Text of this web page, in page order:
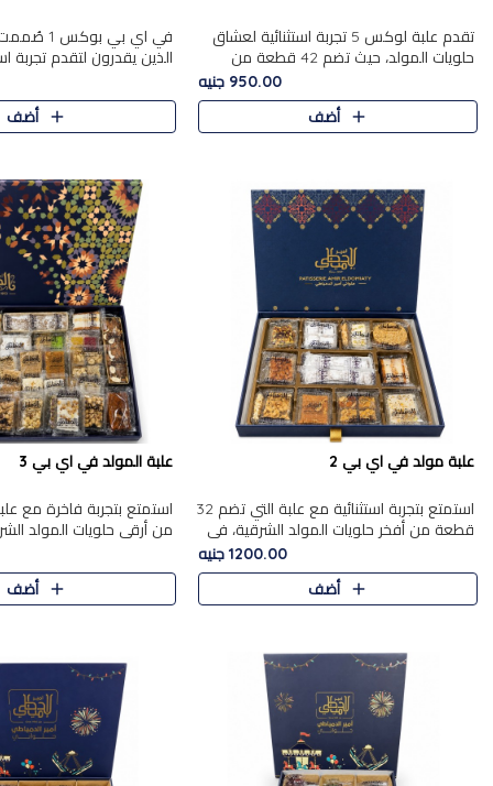
تقدم علبة لوكس 5 تجربة استثنائية لعشاق
حلويات المولد، حيث تضم 42 قطعة من
تشكيلة فاخرة تجمع بين أشهر الأصناف
التقليدية وأصناف مميزة مختارة بع..
950.00 جنيه
أضف
في اي بي
الذين يقدرون لتقدم تجربة
تجمع بين أفخر حلويات
تشكيلة مختارة من الأصناف
أضف
علبة مولد في اي بي 2
استمتع بتجربة استثنائية مع علبة التي تضم 32
قطعة من أفخر حلويات المولد الشرقية، في
تشكيلة تجمع بين الأصالة والاختيارات الفاخرة.
تحتوي العلبة..
1200.00 جنيه
أضف
علبة المولد في اي بي 3
من أرقى حلويات المولد
تجمع بين الأصناف
والاختيارات الغنية بالم..
أضف